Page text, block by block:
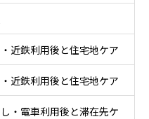
近鉄利用後と住宅地ケア
近鉄利用後と住宅地ケア
・電車利用後と滞在先ケ